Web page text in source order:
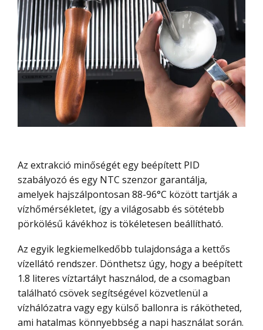
Az extrakció minőségét egy beépített PID
szabályozó és egy NTC szenzor garantálja,
amelyek hajszálpontosan 88-96°C között tartják a
vízhőmérsékletet, így a világosabb és sötétebb
pörkölésű kávékhoz is tökéletesen beállítható.
Az egyik legkiemelkedőbb tulajdonsága a kettős
vízellátó rendszer. Dönthetsz úgy, hogy a beépített
1.8 literes víztartályt használod, de a csomagban
található csövek segítségével közvetlenül a
vízhálózatra vagy egy külső ballonra is rákötheted,
ami hatalmas könnyebbség a napi használat során.